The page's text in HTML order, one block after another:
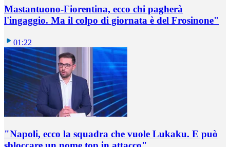
Mastantuono-Fiorentina, ecco chi pagherà
l'ingaggio. Ma il colpo di giornata è del Frosinone"
01:22
"Napoli, ecco la squadra che vuole Lukaku. E può